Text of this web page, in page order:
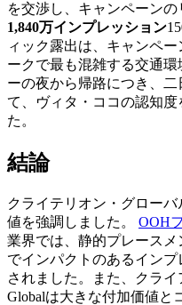
を交渉し、キャンペーンの
1,840万インプレッション
ィック露出は、キャンペ
ークで最も混雑する交通
ーの夜から帰路につき、
て、ヴィタ・ココの認知
た。
結論
クライテリオン・グロー
値を強調しました。 OOH
業界では、静的プレース
でインパクトのあるイン
されました。また、クラ
Globalは大きな付加価値と